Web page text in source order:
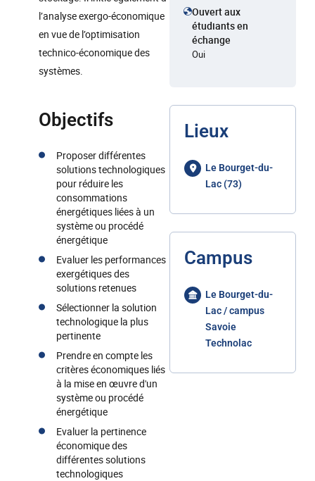
l’analyse exergo-économique
en vue de l’optimisation
technico-économique des
systèmes.
Objectifs
Proposer différentes
solutions technologiques
pour réduire les
consommations
énergétiques liées à un
système ou procédé
énergétique
Evaluer les performances
exergétiques des
solutions retenues
Sélectionner la solution
technologique la plus
pertinente
Prendre en compte les
critères économiques liés
à la mise en œuvre d'un
système ou procédé
énergétique
Evaluer la pertinence
économique des
différentes solutions
technologiques
Ouvert aux
étudiants en
échange
Oui
Lieux
Le Bourget-du-
Lac (73)
Campus
Le Bourget-du-
Lac / campus
Savoie
Technolac